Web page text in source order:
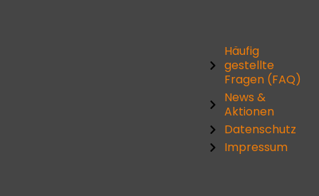
Häufig
gestellte
Fragen (FAQ)
News &
Aktionen
Datenschutz
Impressum